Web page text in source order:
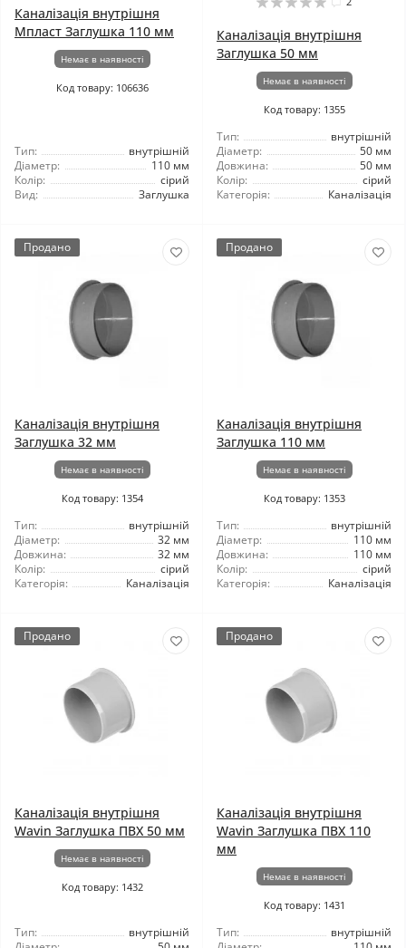
Каналізація внутрішня
Мпласт Заглушка 110 мм
Немає в наявності
Код товару: 106636
Тип:
внутрішній
Діаметр:
110 мм
Колір:
сірий
Вид:
Заглушка
Каналізація внутрішня
Заглушка 50 мм
Немає в наявності
Код товару: 1355
Тип:
внутрішній
Діаметр:
50 мм
Довжина:
50 мм
Колір:
сірий
Категорія:
Каналізація
Продано
Каналізація внутрішня
Заглушка 32 мм
Немає в наявності
Код товару: 1354
Тип:
внутрішній
Діаметр:
32 мм
Довжина:
32 мм
Колір:
сірий
Категорія:
Каналізація
Продано
Каналізація внутрішня
Заглушка 110 мм
Немає в наявності
Код товару: 1353
Тип:
внутрішній
Діаметр:
110 мм
Довжина:
110 мм
Колір:
сірий
Категорія:
Каналізація
Продано
Каналізація внутрішня
Wavin Заглушка ПВХ 50 мм
Немає в наявності
Код товару: 1432
Тип:
внутрішній
Продано
Каналізація внутрішня
Wavin Заглушка ПВХ 110
мм
Немає в наявності
Код товару: 1431
Тип:
внутрішній